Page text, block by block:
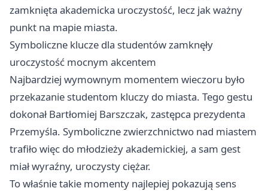
zamknięta akademicka uroczystość, lecz jak ważny
punkt na mapie miasta.
Symboliczne klucze dla studentów zamknęły
uroczystość mocnym akcentem
Najbardziej wymownym momentem wieczoru było
przekazanie studentom kluczy do miasta. Tego gestu
dokonał Bartłomiej Barszczak, zastępca prezydenta
Przemyśla. Symboliczne zwierzchnictwo nad miastem
trafiło więc do młodzieży akademickiej, a sam gest
miał wyraźny, uroczysty ciężar.
To właśnie takie momenty najlepiej pokazują sens